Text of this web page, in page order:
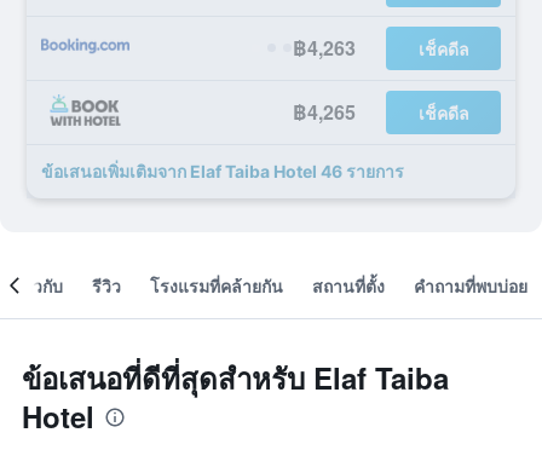
฿4,263 เช็คดีล
฿4,265 เช็คดีล
ข้อเสนอเพิ่มเติมจาก Elaf Taiba Hotel 46 รายการ
เกี่ยวกับ รีวิว โรงแรมที่คล้ายกัน สถานที่ตั้ง คำถามที่พบบ่อย
ข้อเสนอที่ดีที่สุดสำหรับ Elaf Taiba
Hotel